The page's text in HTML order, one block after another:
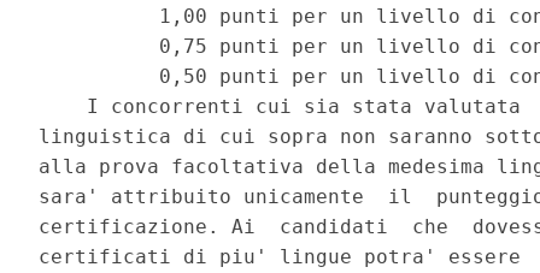
1,00 punti per un livello di
0,75 punti per un livello di
0,50 punti per un livello di
I concorrenti cui sia stata valutata
linguistica di cui sopra non saranno
alla prova facoltativa della medesima
sara' attribuito unicamente  il
certificazione. Ai  candidati  che
certificati di piu' lingue potra' essere